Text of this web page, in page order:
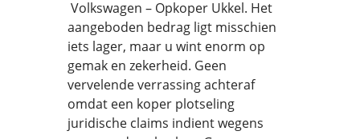
Volkswagen – Opkoper Ukkel. Het
aangeboden bedrag ligt misschien
iets lager, maar u wint enorm op
gemak en zekerheid. Geen
vervelende verrassing achteraf
omdat een koper plotseling
juridische claims indient wegens